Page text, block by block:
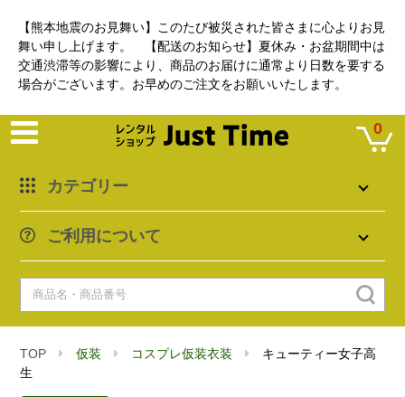
【熊本地震のお見舞い】このたび被災された皆さまに心よりお見
舞い申し上げます。 【配送のお知らせ】夏休み・お盆期間中は
交通渋滞等の影響により、商品のお届けに通常より日数を要する
場合がございます。お早めのご注文をお願いいたします。
カテゴリー
ご利用について
0
TOP 仮装 コスプレ仮装衣装
キューティー女子高
生